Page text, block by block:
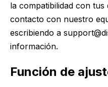
la compatibilidad con
contacto con nuestro
escribiendo a
información.
Función de